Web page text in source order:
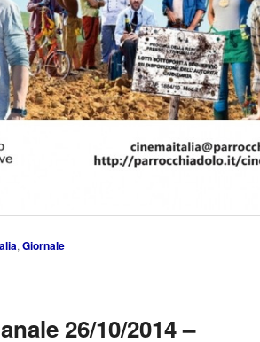
, Giornale
26/10/2014 –